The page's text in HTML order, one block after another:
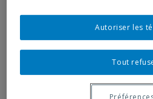
Numéros
Autres
Cyberexposition :
Réseau institutionnel
Cartographie
Fiches institutions
Tout
Autoriser les